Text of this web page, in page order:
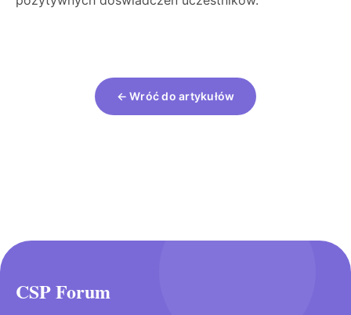
← Wróć do artykułów
CSP Forum